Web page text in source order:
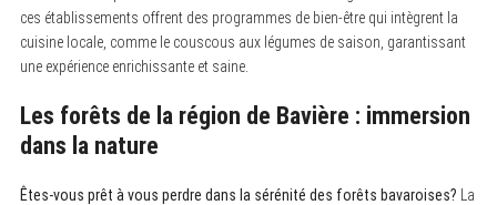
ces établissements offrent des programmes de bien-être qui intègrent la
cuisine locale, comme le couscous aux légumes de saison, garantissant
une expérience enrichissante et saine.
Les forêts de la région de Bavière : immersion
dans la nature
Êtes-vous prêt à vous perdre dans la sérénité des forêts bavaroises? La